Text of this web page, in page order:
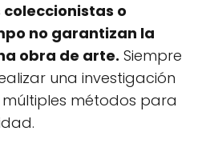
o
no garantizan la
obra de arte. Siempre
una investigación
métodos para